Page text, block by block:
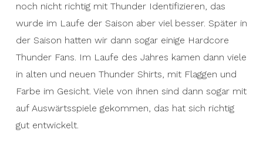
noch nicht richtig mit Thunder Identifizieren, das
wurde im Laufe der Saison aber viel besser. Später in
der Saison hatten wir dann sogar einige Hardcore
Thunder Fans. Im Laufe des Jahres kamen dann viele
in alten und neuen Thunder Shirts, mit Flaggen und
Farbe im Gesicht. Viele von ihnen sind dann sogar mit
auf Auswärtsspiele gekommen, das hat sich richtig
gut entwickelt.